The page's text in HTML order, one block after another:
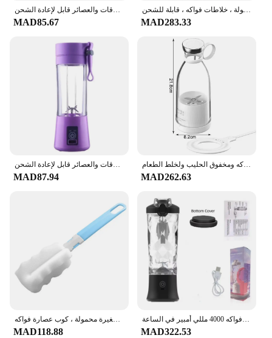
خلاط صغير محمول للمخفوقات والعصائر قابل لإعادة الشحن USB 380 مللي كوب لصنع العصائر الفاكهة للسفر خلاط فواكه يدوي كوب عصير
MAD85.67
عصارة كهربائية محمولة ، خلاطات فواكه ، قابلة للشحن USB ، خلاط صغير عصير ، عصارة شخصية ، اللون ، 600 مللي ، 4000mAh ، جديد
MAD283.33
خلاط صغير محمول للمخفوقات والعصائر قابل لإعادة الشحن USB 380 مللي كوب لصنع العصائر الفاكهة للسفر خلاط فواكه يدوي كوب عصير
MAD87.94
عصارة وخلاط كهربائي صغير محمول للفواكه, منفذ يو اس بي، متعدد الاستخدامات، يستخدم لصنع عصير الفواكه ومخفوق الحليب ولخلط الطعام
MAD262.63
MAD118.88 MAD322.53